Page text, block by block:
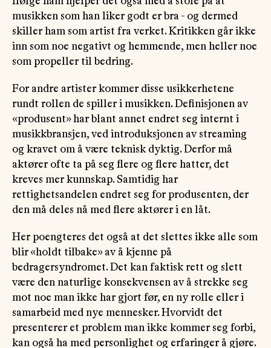
musikken som han liker godt er bra - og dermed
skiller ham som artist fra verket. Kritikken går ikke
inn som noe negativt og hemmende, men heller noe
som propeller til bedring.
For andre artister kommer disse usikkerhetene
rundt rollen de spiller i musikken. Definisjonen av
«produsent» har blant annet endret seg internt i
musikkbransjen, ved introduksjonen av streaming
og kravet om å være teknisk dyktig. Derfor må
aktører ofte ta på seg flere og flere hatter, det
kreves mer kunnskap. Samtidig har
rettighetsandelen endret seg for produsenten, der
den må deles nå med flere aktører i en låt.
Her poengteres det også at det slettes ikke alle som
blir «holdt tilbake» av å kjenne på
bedragersyndromet. Det kan faktisk rett og slett
være den naturlige konsekvensen av å strekke seg
mot noe man ikke har gjort før, en ny rolle eller i
samarbeid med nye mennesker. Hvorvidt det
presenterer et problem man ikke kommer seg forbi,
kan også ha med personlighet og erfaringer å gjøre.